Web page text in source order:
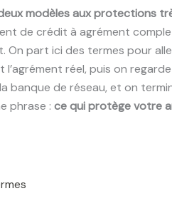
modèles aux protections
de crédit à agrément
On part ici des termes pour
réel, puis on
banque de réseau, et on
phrase : ce qui protège votre